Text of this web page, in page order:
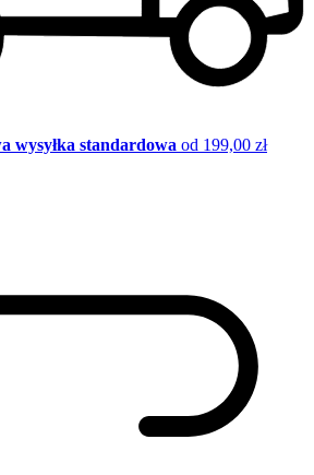
wysyłka standardowa od 199,00 zł